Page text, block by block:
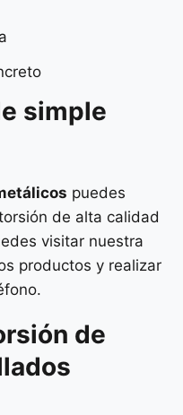
simple
puedes
de alta calidad
visitar nuestra
productos y realizar
de